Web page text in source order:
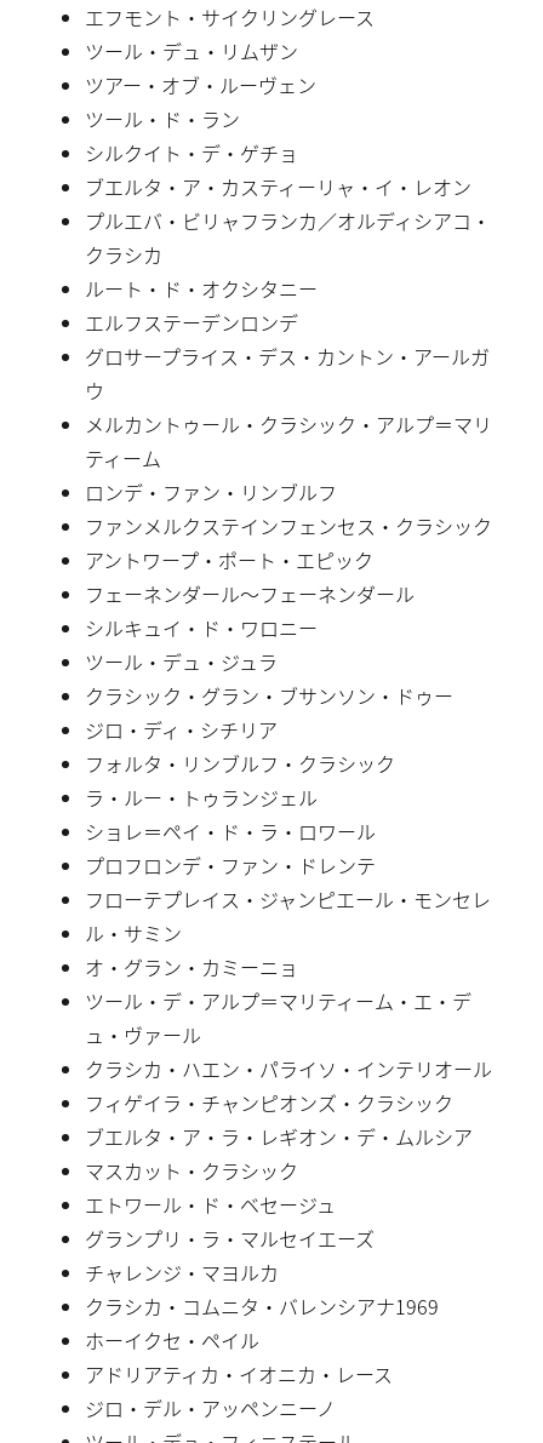
エフモント・サイクリングレース
ツール・デュ・リムザン
ツアー・オブ・ルーヴェン
ツール・ド・ラン
シルクイト・デ・ゲチョ
ブエルタ・ア・カスティーリャ・イ・レオン
プルエバ・ビリャフランカ／オルディシアコ・
クラシカ
ルート・ド・オクシタニー
エルフステーデンロンデ
グロサープライス・デス・カントン・アールガ
ウ
メルカントゥール・クラシック・アルプ＝マリ
ティーム
ロンデ・ファン・リンブルフ
ファンメルクステインフェンセス・クラシック
アントワープ・ポート・エピック
フェーネンダール〜フェーネンダール
シルキュイ・ド・ワロニー
ツール・デュ・ジュラ
クラシック・グラン・ブサンソン・ドゥー
ジロ・ディ・シチリア
フォルタ・リンブルフ・クラシック
ラ・ルー・トゥランジェル
ショレ＝ペイ・ド・ラ・ロワール
プロフロンデ・ファン・ドレンテ
フローテプレイス・ジャンピエール・モンセレ
ル・サミン
オ・グラン・カミーニョ
ツール・デ・アルプ＝マリティーム・エ・デ
ュ・ヴァール
クラシカ・ハエン・パライソ・インテリオール
フィゲイラ・チャンピオンズ・クラシック
ブエルタ・ア・ラ・レギオン・デ・ムルシア
マスカット・クラシック
エトワール・ド・ベセージュ
グランプリ・ラ・マルセイエーズ
チャレンジ・マヨルカ
クラシカ・コムニタ・バレンシアナ1969
ホーイクセ・ペイル
アドリアティカ・イオニカ・レース
ジロ・デル・アッペンニーノ